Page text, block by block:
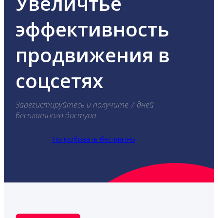
эффективность
продвижения в
соцсетях
Зарегистируйтесь и получите 7 дней
бесплатного доступа.
Попробовать бесплатно